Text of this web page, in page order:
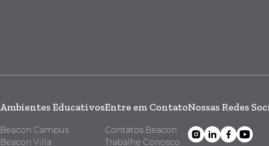
Ambientes Educativos
Beacon Campus
Beacon Villa
Entre em Contato
Contatos Beacon
Trabalhe Conosco
Nossas Redes